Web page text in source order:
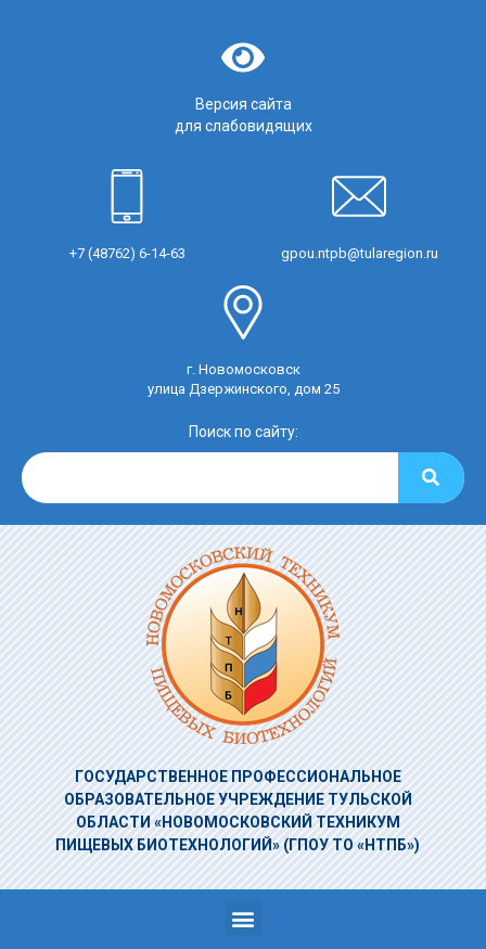
Версия сайта
для слабовидящих
+7 (48762) 6-14-63 gpou.ntpb@tularegion.ru
г. Новомосковск
улица Дзержинского, дом 25
Поиск по сайту:
ГОСУДАРСТВЕННОЕ ПРОФЕССИОНАЛЬНОЕ
ОБРАЗОВАТЕЛЬНОЕ УЧРЕЖДЕНИЕТУЛЬСКОЙ
ОБЛАСТИ «НОВОМОСКОВСКИЙ ТЕХНИКУМ
ПИЩЕВЫХ БИОТЕХНОЛОГИЙ» (ГПОУ ТО «НТПБ»)